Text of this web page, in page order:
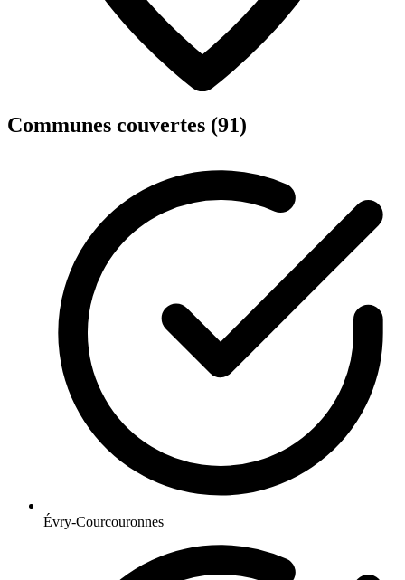
Communes couvertes (91)
Évry-Courcouronnes